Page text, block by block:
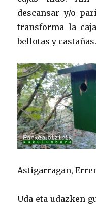
descansar y/o
transforma la
bellotas y castañas.
Astigarragan,
Uda eta udazken